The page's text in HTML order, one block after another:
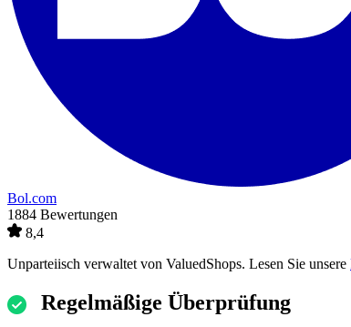
Bol.com
1884 Bewertungen
8,4
Unparteiisch verwaltet von ValuedShops. Lesen Sie unsere
Regelmäßige Überprüfung